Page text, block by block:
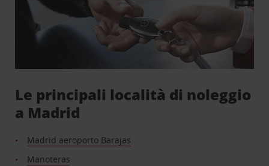
Le principali località di noleggio
a Madrid
Madrid aeroporto Barajas
Manoteras